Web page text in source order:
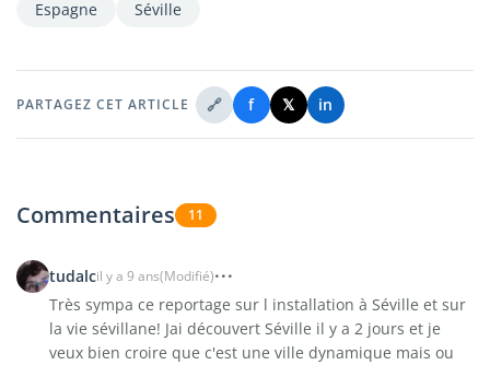
Espagne Séville
PARTAGEZ CET ARTICLE 🔗 f 𝕏 in
Commentaires 11
tudalcil y a 9 ans(Modifié)
Très sympa ce reportage sur l installation à Séville et sur
la vie sévillane! Jai découvert Séville il y a 2 jours et je
veux bien croire que c'est une ville dynamique mais ou